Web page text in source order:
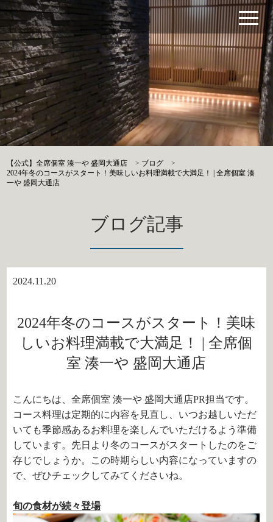
【公式】全席個室 湊一や 盛岡大通店 > ブログ
>
2024年冬のコースがスタート！美味しいお料理満載で大満足！ | 全席個室 湊
一や 盛岡大通店
ブログ記事
2024.11.20
2024年冬のコースがスタート！美味
しいお料理満載で大満足！ | 全席個
室 湊一や 盛岡大通店
こんにちは、全席個室 湊一や 盛岡大通店PR担当です。
コース料理は定期的に内容を見直し、いつお越しいただ
いても季節感あるお料理を楽しんでいただけるよう準備
しています。先日より冬のコースがスタートしたのをご
存じでしょうか。この時期らしい内容になっていますの
で、ぜひチェックしてみてくださいね。
旬の食材が続々登場